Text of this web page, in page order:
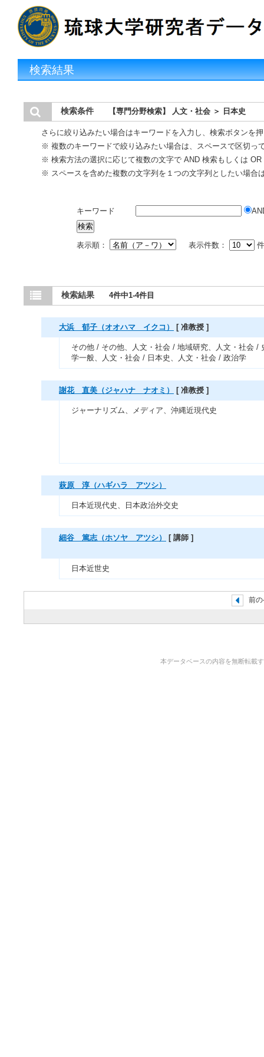
検索結果
検索条件 【専門分野検索】 人文・社会 ＞ 日本史
さらに絞り込みたい場合はキーワードを入力し、検索ボタンを
※ 複数のキーワードで絞り込みたい場合は、スペースで区切っ
※ 検索方法の選択に応じて複数の文字で AND 検索もしくは
※ スペースを含めた複数の文字列を１つの文字列としたい場合
キーワード
表示順： 表示件数：
検索結果 4件中1-4件目
大浜 郁子（オオハマ イクコ） [ 准教授 ]
その他 / その他、人文・社会 / 地域研究、人文・社会 /
学一般、人文・社会 / 日本史、人文・社会 / 政治学
謝花 直美（ジャハナ ナオミ） [ 准教授 ]
ジャーナリズム、メディア、沖縄近現代史
萩原 淳（ハギハラ アツシ）
日本近現代史、日本政治外交史
細谷 篤志（ホソヤ アツシ） [ 講師 ]
日本近世史
前
本データベースの内容を無断転載